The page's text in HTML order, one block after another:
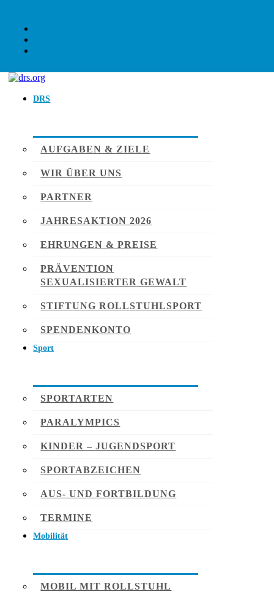
DRS
AUFGABEN & ZIELE
WIR ÜBER UNS
PARTNER
JAHRESAKTION 2026
EHRUNGEN & PREISE
PRÄVENTION
SEXUALISIERTER GEWALT
STIFTUNG ROLLSTUHLSPORT
SPENDENKONTO
Sport
SPORTARTEN
PARALYMPICS
KINDER – JUGENDSPORT
SPORTABZEICHEN
AUS- UND FORTBILDUNG
TERMINE
Mobilität
MOBIL MIT ROLLSTUHL